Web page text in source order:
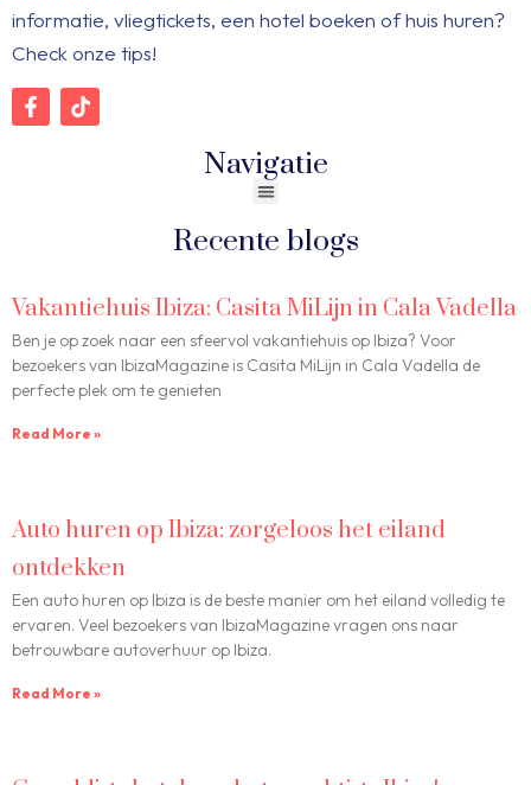
informatie, vliegtickets, een hotel boeken of huis huren?
Check onze tips!
Navigatie
Recente blogs
Vakantiehuis Ibiza: Casita MiLijn in Cala Vadella
Ben je op zoek naar een sfeervol vakantiehuis op Ibiza? Voor
bezoekers van IbizaMagazine is Casita MiLijn in Cala Vadella de
perfecte plek om te genieten
Read More »
Auto huren op Ibiza: zorgeloos het eiland
ontdekken
Een auto huren op Ibiza is de beste manier om het eiland volledig te
ervaren. Veel bezoekers van IbizaMagazine vragen ons naar
betrouwbare autoverhuur op Ibiza.
Read More »